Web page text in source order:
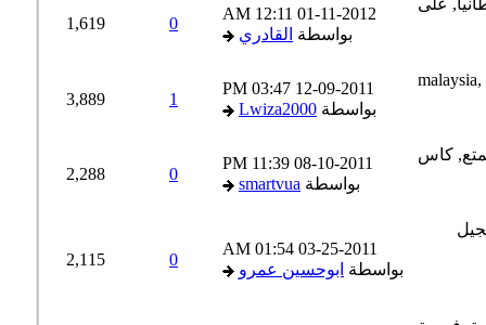
01-11-2012
12:11 AM
بواسطةالقادري
1,619
12-09-2011
03:47 PM
بواسطةLwiza2000
3,889
08-10-2011
11:39 PM
بواسطةsmartvua
2,288
03-25-2011
01:54 AM
بواسطةابوحسين عمرو
2,115